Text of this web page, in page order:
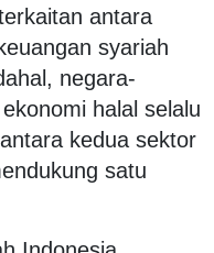
antara
syariah
negara-
halal selalu
kedua sektor
satu